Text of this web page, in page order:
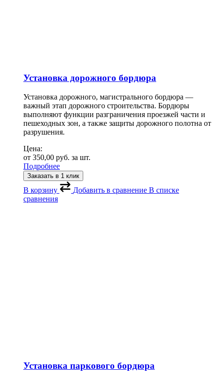
Установка дорожного бордюра
Установка дорожного, магистрального бордюра —
важный этап дорожного строительства. Бордюры
выполняют функции разграничения проезжей части и
пешеходных зон, а также защиты дорожного полотна от
разрушения.
Цена:
от 350,00 руб. за шт.
Подробнее
Заказать в 1 клик
В корзину Добавить в сравнение В списке
сравнения
Установка паркового бордюра